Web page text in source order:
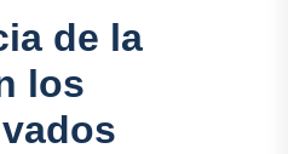
de la
los